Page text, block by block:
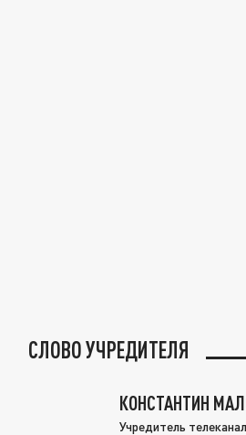
СЛОВО УЧРЕДИТЕЛЯ
КОНСТАНТИН
Учредитель